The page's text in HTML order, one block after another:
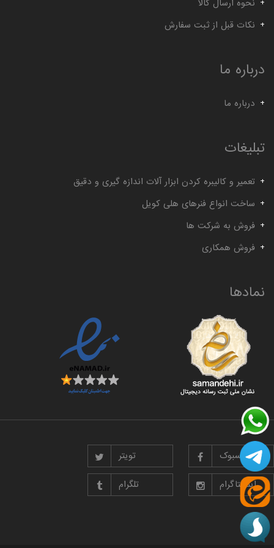
نحوه ارسال کالا
نکات قبل از ثبت سفارش
درباره ما
درباره ما
تبلیغات
تعمیر و کالیبره کردن ابزار آلات اندازه گیری و دقیق
ساخت انواع فنرهای هلی کویل
فروش به شرکت ها
فروش همکاری
نمادها
فیسبوک تویتر
اینستاگرام تلگرام